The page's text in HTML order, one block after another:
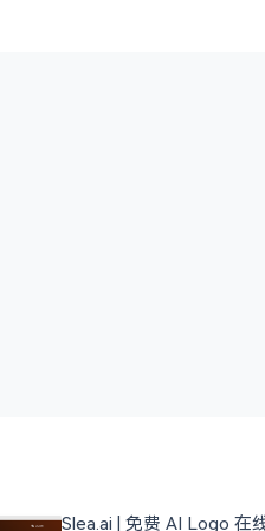
Slea.ai | 免费 AI Logo 在